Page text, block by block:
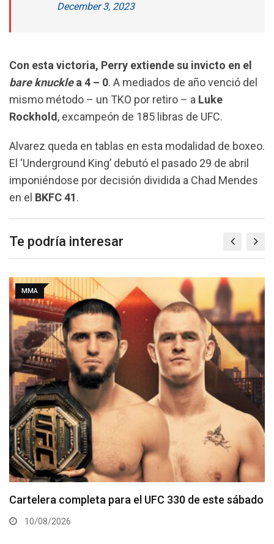
December 3, 2023
Con esta victoria, Perry extiende su invicto en el
bare knucklea 4 – 0. A mediados de año venció del
mismo método – un TKO por retiro – a Luke
Rockhold, excampeón de 185 libras de UFC.
Alvarez queda en tablas en esta modalidad de boxeo.
El ‘Underground King’ debutó el pasado 29 de abril
imponiéndose por decisión dividida a Chad Mendes
en el BKFC 41.
Te podría interesar
MMA
Tommy McMillen enfrenta a prospecto invicto en
Noche UFC 4